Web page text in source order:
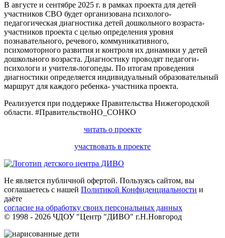
В августе и сентябре 2025 г. в рамках проекта для детей
участников СВО будет организована психолого-
педагогическая диагностика детей дошкольного возраста-
участников проекта с целью определения уровня
познавательного, речевого, коммуникативного,
психомоторного развития и контроля их динамики у детей
дошкольного возраста. Диагностику проводят педагоги-
психологи и учителя-логопеды. По итогам проведения
диагностики определяется индивидуальный образовательный
маршрут для каждого ребенка- участника проекта.
Реализуется при поддержке Правительства Нижегородской
области. #ПравительствоНО_СОНКО
читать о проекте
участвовать в проекте
Не является публичной офертой. Пользуясь сайтом, вы
соглашаетесь с нашей Политикой Конфиденциальности и
даёте
согласие на обработку своих персональных данных
© 1998 - 2026 ЧДОУ "Центр "ДИВО" г.Н.Новгород